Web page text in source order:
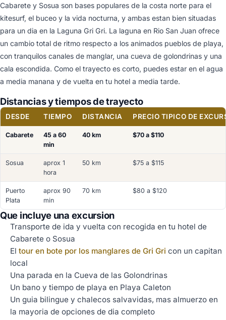
Cabarete y Sosua son bases populares de la costa norte para el
kitesurf, el buceo y la vida nocturna, y ambas estan bien situadas
para un dia en la Laguna Gri Gri. La laguna en Rio San Juan ofrece
un cambio total de ritmo respecto a los animados pueblos de playa,
con tranquilos canales de manglar, una cueva de golondrinas y una
cala escondida. Como el trayecto es corto, puedes estar en el agua
a media manana y de vuelta en tu hotel a media tarde.
Distancias y tiempos de trayecto
DESDE TIEMPO DISTANCIA PRECIO TIPICO DE
Cabarete
45 a 60
min
40 km $70 a $110
Sosua
aprox 1
hora
50 km $75 a $115
Puerto
Plata
aprox 90
min
70 km $80 a $120
Que incluye una excursion
Transporte de ida y vuelta con recogida en tu hotel de
Cabarete o Sosua
El tour en bote por los manglares de Gri Gri con un capitan
local
Una parada en la Cueva de las Golondrinas
Un bano y tiempo de playa en Playa Caleton
Un guia bilingue y chalecos salvavidas, mas almuerzo en
la mayoria de opciones de dia completo